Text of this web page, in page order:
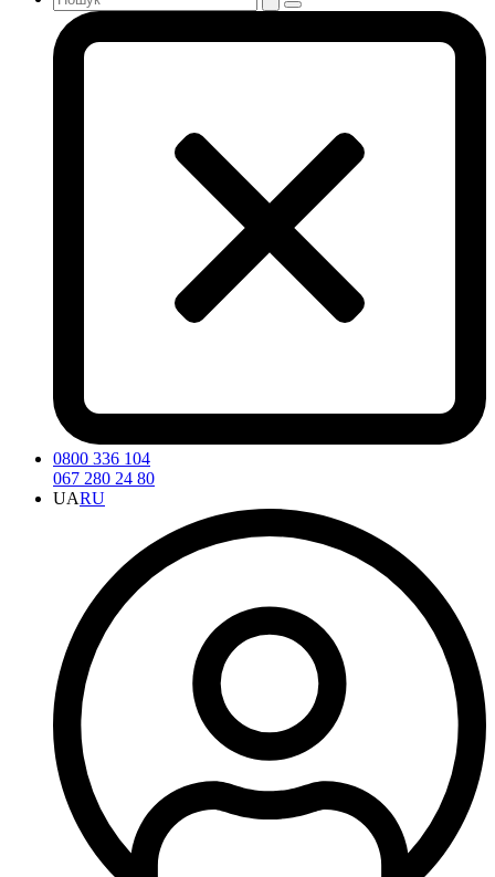
0800 336 104
067 280 24 80
UARU